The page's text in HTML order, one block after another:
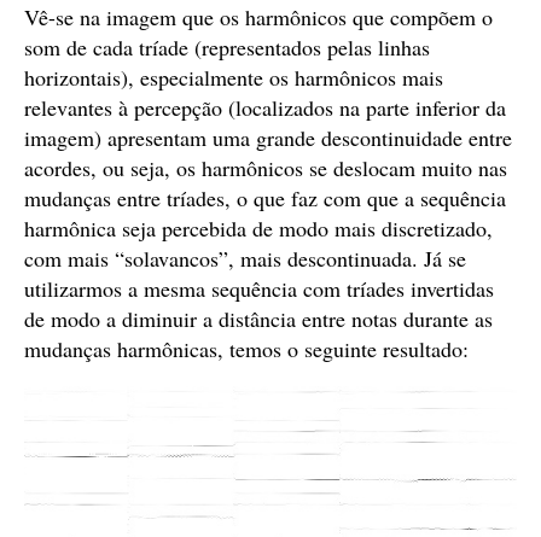
Vê-se na imagem que os harmônicos que compõem o
som de cada tríade (representados pelas linhas
horizontais), especialmente os harmônicos mais
relevantes à percepção (localizados na parte inferior da
imagem) apresentam uma grande descontinuidade entre
acordes, ou seja, os harmônicos se deslocam muito nas
mudanças entre tríades, o que faz com que a sequência
harmônica seja percebida de modo mais discretizado,
com mais “solavancos”, mais descontinuada. Já se
utilizarmos a mesma sequência com tríades invertidas
de modo a diminuir a distância entre notas durante as
mudanças harmônicas, temos o seguinte resultado: